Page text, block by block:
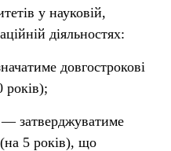
у науковій,
діяльностях:
довгострокові
років);
— затверджуватиме
5 років), що